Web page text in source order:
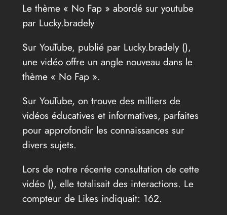
Le thème « No Fap » abordé sur youtube
par Lucky.bradely
Sur YouTube, publié par Lucky.bradely (),
une vidéo offre un angle nouveau dans le
thème « No Fap ».
Sur YouTube, on trouve des milliers de
vidéos éducatives et informatives, parfaites
pour approfondir les connaissances sur
divers sujets.
Lors de notre récente consultation de cette
vidéo (), elle totalisait des interactions. Le
compteur de Likes indiquait: 162.